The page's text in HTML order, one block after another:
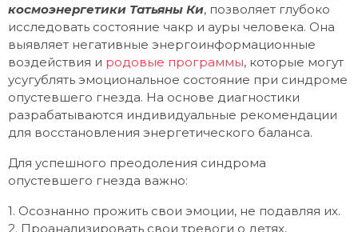
космоэнергетики Татьяны Ки, позволяет глубоко
исследовать состояние чакр и ауры человека. Она
выявляет негативные энергоинформационные
воздействия и родовые программы, которые могут
усугублять эмоциональное состояние при синдроме
опустевшего гнезда. На основе диагностики
разрабатываются индивидуальные рекомендации
для восстановления энергетического баланса.
Для успешного преодоления синдрома
опустевшего гнезда важно:
1. Осознанно прожить свои эмоции, не подавляя их.
2. Проанализировать свои тревоги о детях,